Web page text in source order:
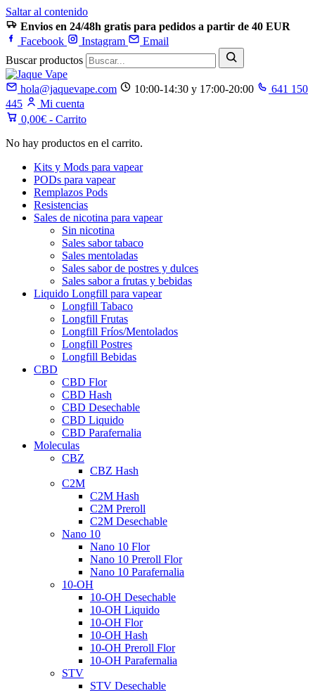
Saltar al contenido
Envios en 24/48h gratis para pedidos a partir de 40 EUR
Facebook
Instagram
Email
Buscar productos
hola@jaquevape.com 10:00-14:30 y 17:00-20:00
641 150
445
Mi cuenta
0,00€ - Carrito
No hay productos en el carrito.
Kits y Mods para vapear
PODs para vapear
Remplazos Pods
Resistencias
Sales de nicotina para vapear
Sin nicotina
Sales sabor tabaco
Sales mentoladas
Sales sabor de postres y dulces
Sales sabor a frutas y bebidas
Liquido Longfill para vapear
Longfill Tabaco
Longfill Frutas
Longfill Fríos/Mentolados
Longfill Postres
Longfill Bebidas
CBD
CBD Flor
CBD Hash
CBD Desechable
CBD Liquido
CBD Parafernalia
Moleculas
CBZ
CBZ Hash
C2M
C2M Hash
C2M Preroll
C2M Desechable
Nano 10
Nano 10 Flor
Nano 10 Preroll Flor
Nano 10 Parafernalia
10-OH
10-OH Desechable
10-OH Liquido
10-OH Flor
10-OH Hash
10-OH Preroll Flor
10-OH Parafernalia
STV
STV Desechable